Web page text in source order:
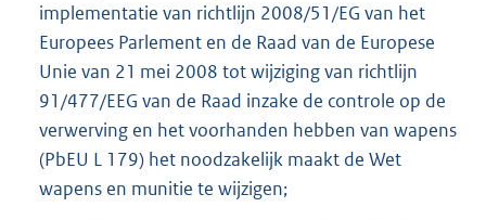
implementatie van richtlijn 2008/51/EG van het
Europees Parlement en de Raad van de Europese
Unie van 21 mei 2008 tot wijziging van richtlijn
91/477/EEG van de Raad inzake de controle op de
verwerving en het voorhanden hebben van wapens
(PbEU L 179) het noodzakelijk maakt de Wet
wapens en munitie te wijzigen;